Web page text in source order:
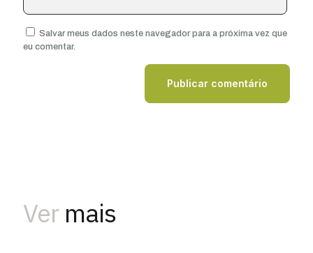
Salvar meus dados neste navegador para a próxima vez que
eu comentar.
Ver mais